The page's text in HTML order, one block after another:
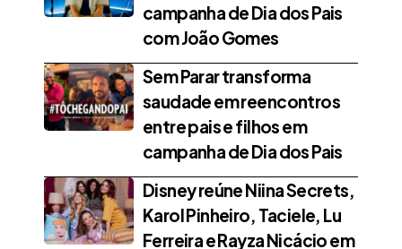
campanha de Dia dos Pais
com João Gomes
Sem Parar transforma
saudade em reencontros
entre pais e filhos em
campanha de Dia dos Pais
Disney reúne Niina Secrets,
Karol Pinheiro, Taciele, Lu
Ferreira e Rayza Nicácio em